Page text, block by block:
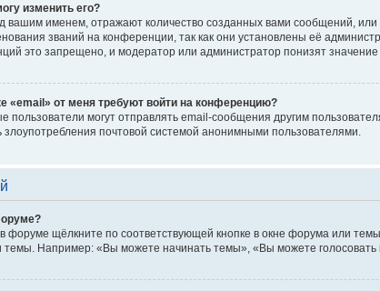
изменить его?
вашим именем, отражают количество созданных вами сообщений,
званий на конференции, так как они установлены её
это запрещено, и модератор или администратор понизят значение
«email» от меня требуют войти на конференцию?
пользователи могут отправлять email-сообщения другим
злоупотребления почтовой системой анонимными пользователями.
форуме щёлкните по соответствующей кнопке в окне форума или
Например: «Вы можете начинать темы», «Вы можете голосовать